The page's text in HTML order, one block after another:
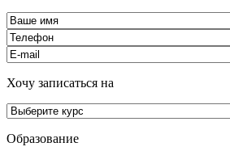
Хочу записаться на
Образование